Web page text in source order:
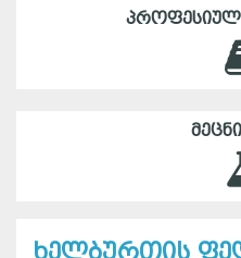
ხელბურთის